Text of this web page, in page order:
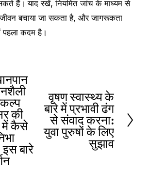
सकते हैं। याद रखें, नियमित जांच के माध्यम से
बचाया जा सकता है, और जागरूकता
पहला कदम है।
की
में कैसे
बारे
ला
वृषण स्वास्थ्य के
बारे में प्रभावी ढंग
से संवाद करना:
युवा पुरुषों के लिए
सुझाव